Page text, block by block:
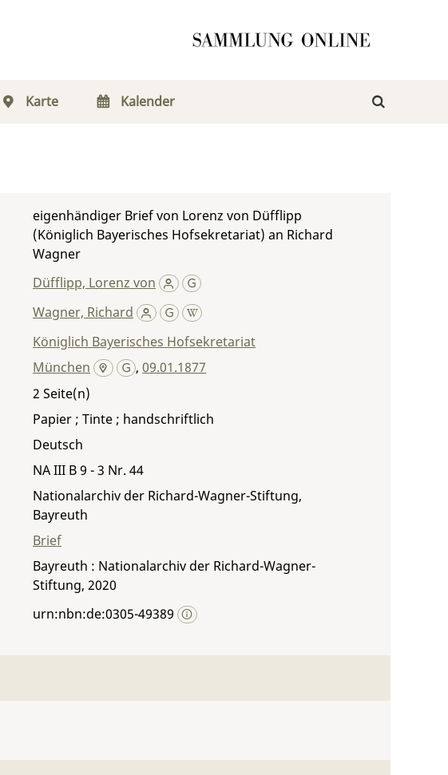
Karte Kalender
eigenhändiger Brief von Lorenz von Düfflipp
(Königlich Bayerisches Hofsekretariat) an Richard
Wagner
Düfflipp, Lorenz von
Wagner, Richard
Königlich Bayerisches Hofsekretariat
München ,09.01.1877
2
Papier ; Tinte ; handschriftlich
Deutsch
NA III B 9 - 3 Nr. 44
Nationalarchiv der Richard-Wagner-Stiftung,
Bayreuth
Brief
Bayreuth : Nationalarchiv der Richard-Wagner-
Stiftung, 2020
urn:nbn:de:0305-49389